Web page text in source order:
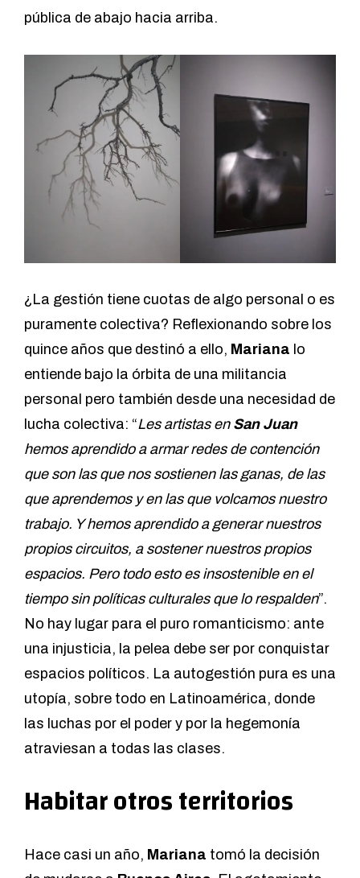
pública de abajo hacia arriba.
¿La gestión tiene cuotas de algo personal o es
puramente colectiva? Reflexionando sobre los
quince años que destinó a ello, Mariana lo
entiende bajo la órbita de una militancia
personal pero también desde una necesidad de
lucha colectiva: “Les artistas enSan Juan
hemos aprendido a armar redes de contención
que son las que nos sostienen las ganas, de las
que aprendemos y en las que volcamos nuestro
trabajo. Y hemos aprendido a generar nuestros
propios circuitos, a sostener nuestros propios
espacios. Pero todo esto es insostenible en el
tiempo sin políticas culturales que lo respalden”.
No hay lugar para el puro romanticismo: ante
una injusticia, la pelea debe ser por conquistar
espacios políticos. La autogestión pura es una
utopía, sobre todo en Latinoamérica, donde
las luchas por el poder y por la hegemonía
atraviesan a todas las clases.
Habitar otros territorios
Hace casi un año, Mariana tomó la decisión